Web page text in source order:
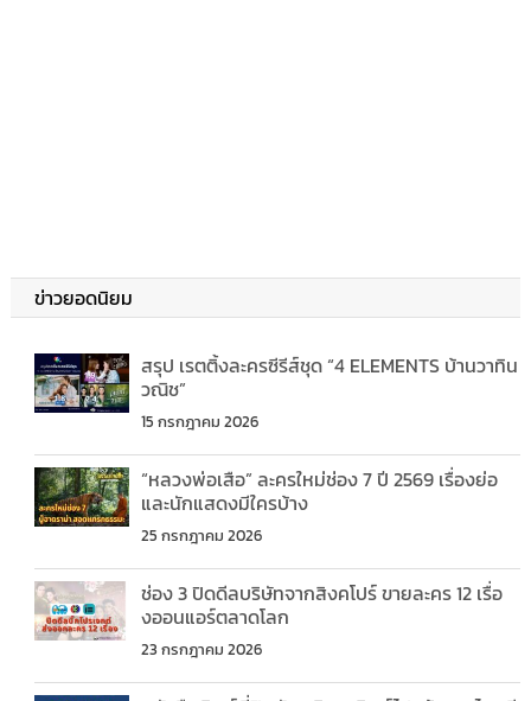
ข่าวยอดนิยม
สรุป เรตติ้งละครซีรีส์ชุด “4 ELEMENTS บ้านวาทิน
วณิช”
15 กรกฎาคม 2026
“หลวงพ่อเสือ” ละครใหม่ช่อง 7 ปี 2569 เรื่องย่อ
และนักแสดงมีใครบ้าง
25 กรกฎาคม 2026
ช่อง 3 ปิดดีลบริษัทจากสิงคโปร์ ขายละคร 12 เรื่อ
งออนแอร์ตลาดโลก
23 กรกฎาคม 2026